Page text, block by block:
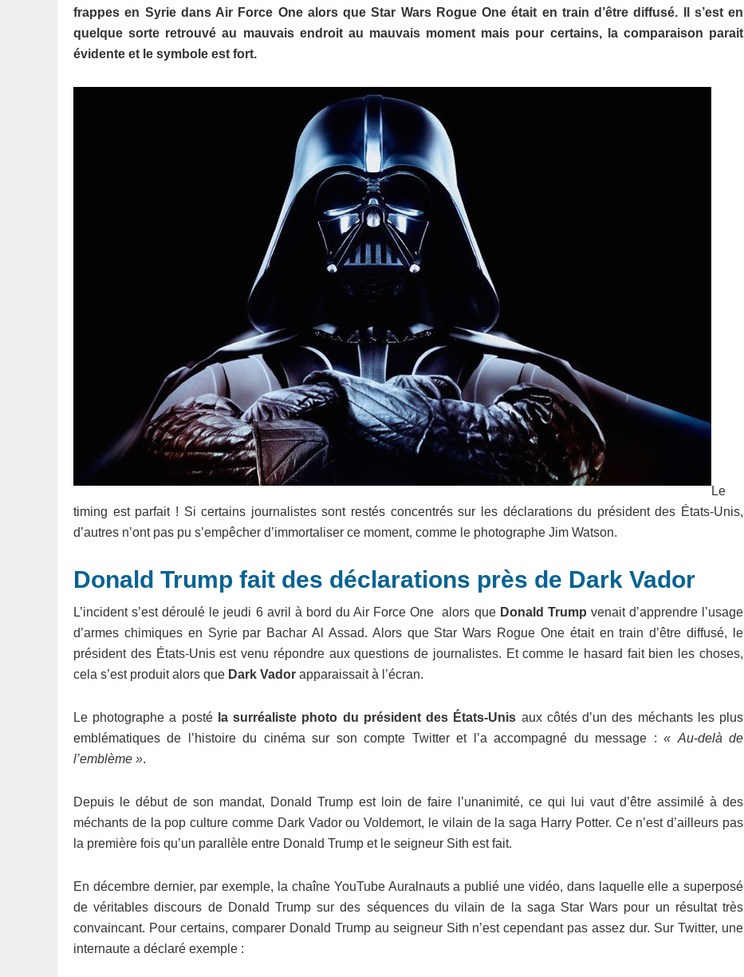
frappes en Syrie dans Air Force One alors que Star Wars Rogue One était en train d’être diffusé. Il s’est en
quelque sorte retrouvé au mauvais endroit au mauvais moment mais pour certains, la comparaison parait
évidente et le symbole est fort.
Le
timing est parfait ! Si certains journalistes sont restés concentrés sur les déclarations du président des États-Unis,
d’autres n’ont pas pu s’empêcher d’immortaliser ce moment, comme le photographe Jim Watson.
Donald Trump fait des déclarations près de Dark Vador
L’incident s’est déroulé le jeudi 6 avril à bord du Air Force One alors que Donald Trump venait d’apprendre l’usage
d’armes chimiques en Syrie par Bachar Al Assad. Alors que Star Wars Rogue One était en train d’être diffusé, le
président des États-Unis est venu répondre aux questions de journalistes. Et comme le hasard fait bien les choses,
cela s’est produit alors que Dark Vador apparaissait à l’écran.
Le photographe a posté la surréaliste photo du président des États-Unis aux côtés d’un des méchants les plus
emblématiques de l’histoire du cinéma sur son compte Twitter et l’a accompagné du message :« Au-delà de
l’emblème ».
Depuis le début de son mandat, Donald Trump est loin de faire l’unanimité, ce qui lui vaut d’être assimilé à des
méchants de la pop culture comme Dark Vador ou Voldemort, le vilain de la saga Harry Potter. Ce n’est d’ailleurs pas
la première fois qu’un parallèle entre Donald Trump et le seigneur Sith est fait.
En décembre dernier, par exemple, la chaîne YouTube Auralnauts a publié une vidéo, dans laquelle elle a superposé
de véritables discours de Donald Trump sur des séquences du vilain de la saga Star Wars pour un résultat très
convaincant. Pour certains, comparer Donald Trump au seigneur Sith n’est cependant pas assez dur. Sur Twitter, une
internaute a déclaré exemple :